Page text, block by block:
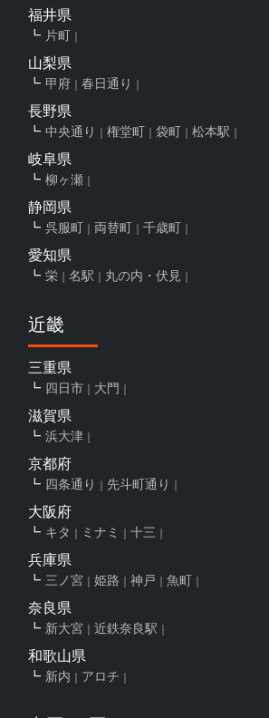
福井県
片町
山梨県
甲府 春日通り
長野県
中央通り 権堂町 袋町 松本駅
岐阜県
柳ヶ瀬
静岡県
呉服町 両替町 千歳町
愛知県
栄 名駅 丸の内・伏見
近畿
三重県
四日市 大門
滋賀県
浜大津
京都府
四条通り 先斗町通り
大阪府
キタ ミナミ 十三
兵庫県
三ノ宮 姫路 神戸 魚町
奈良県
新大宮 近鉄奈良駅
和歌山県
新内 アロチ